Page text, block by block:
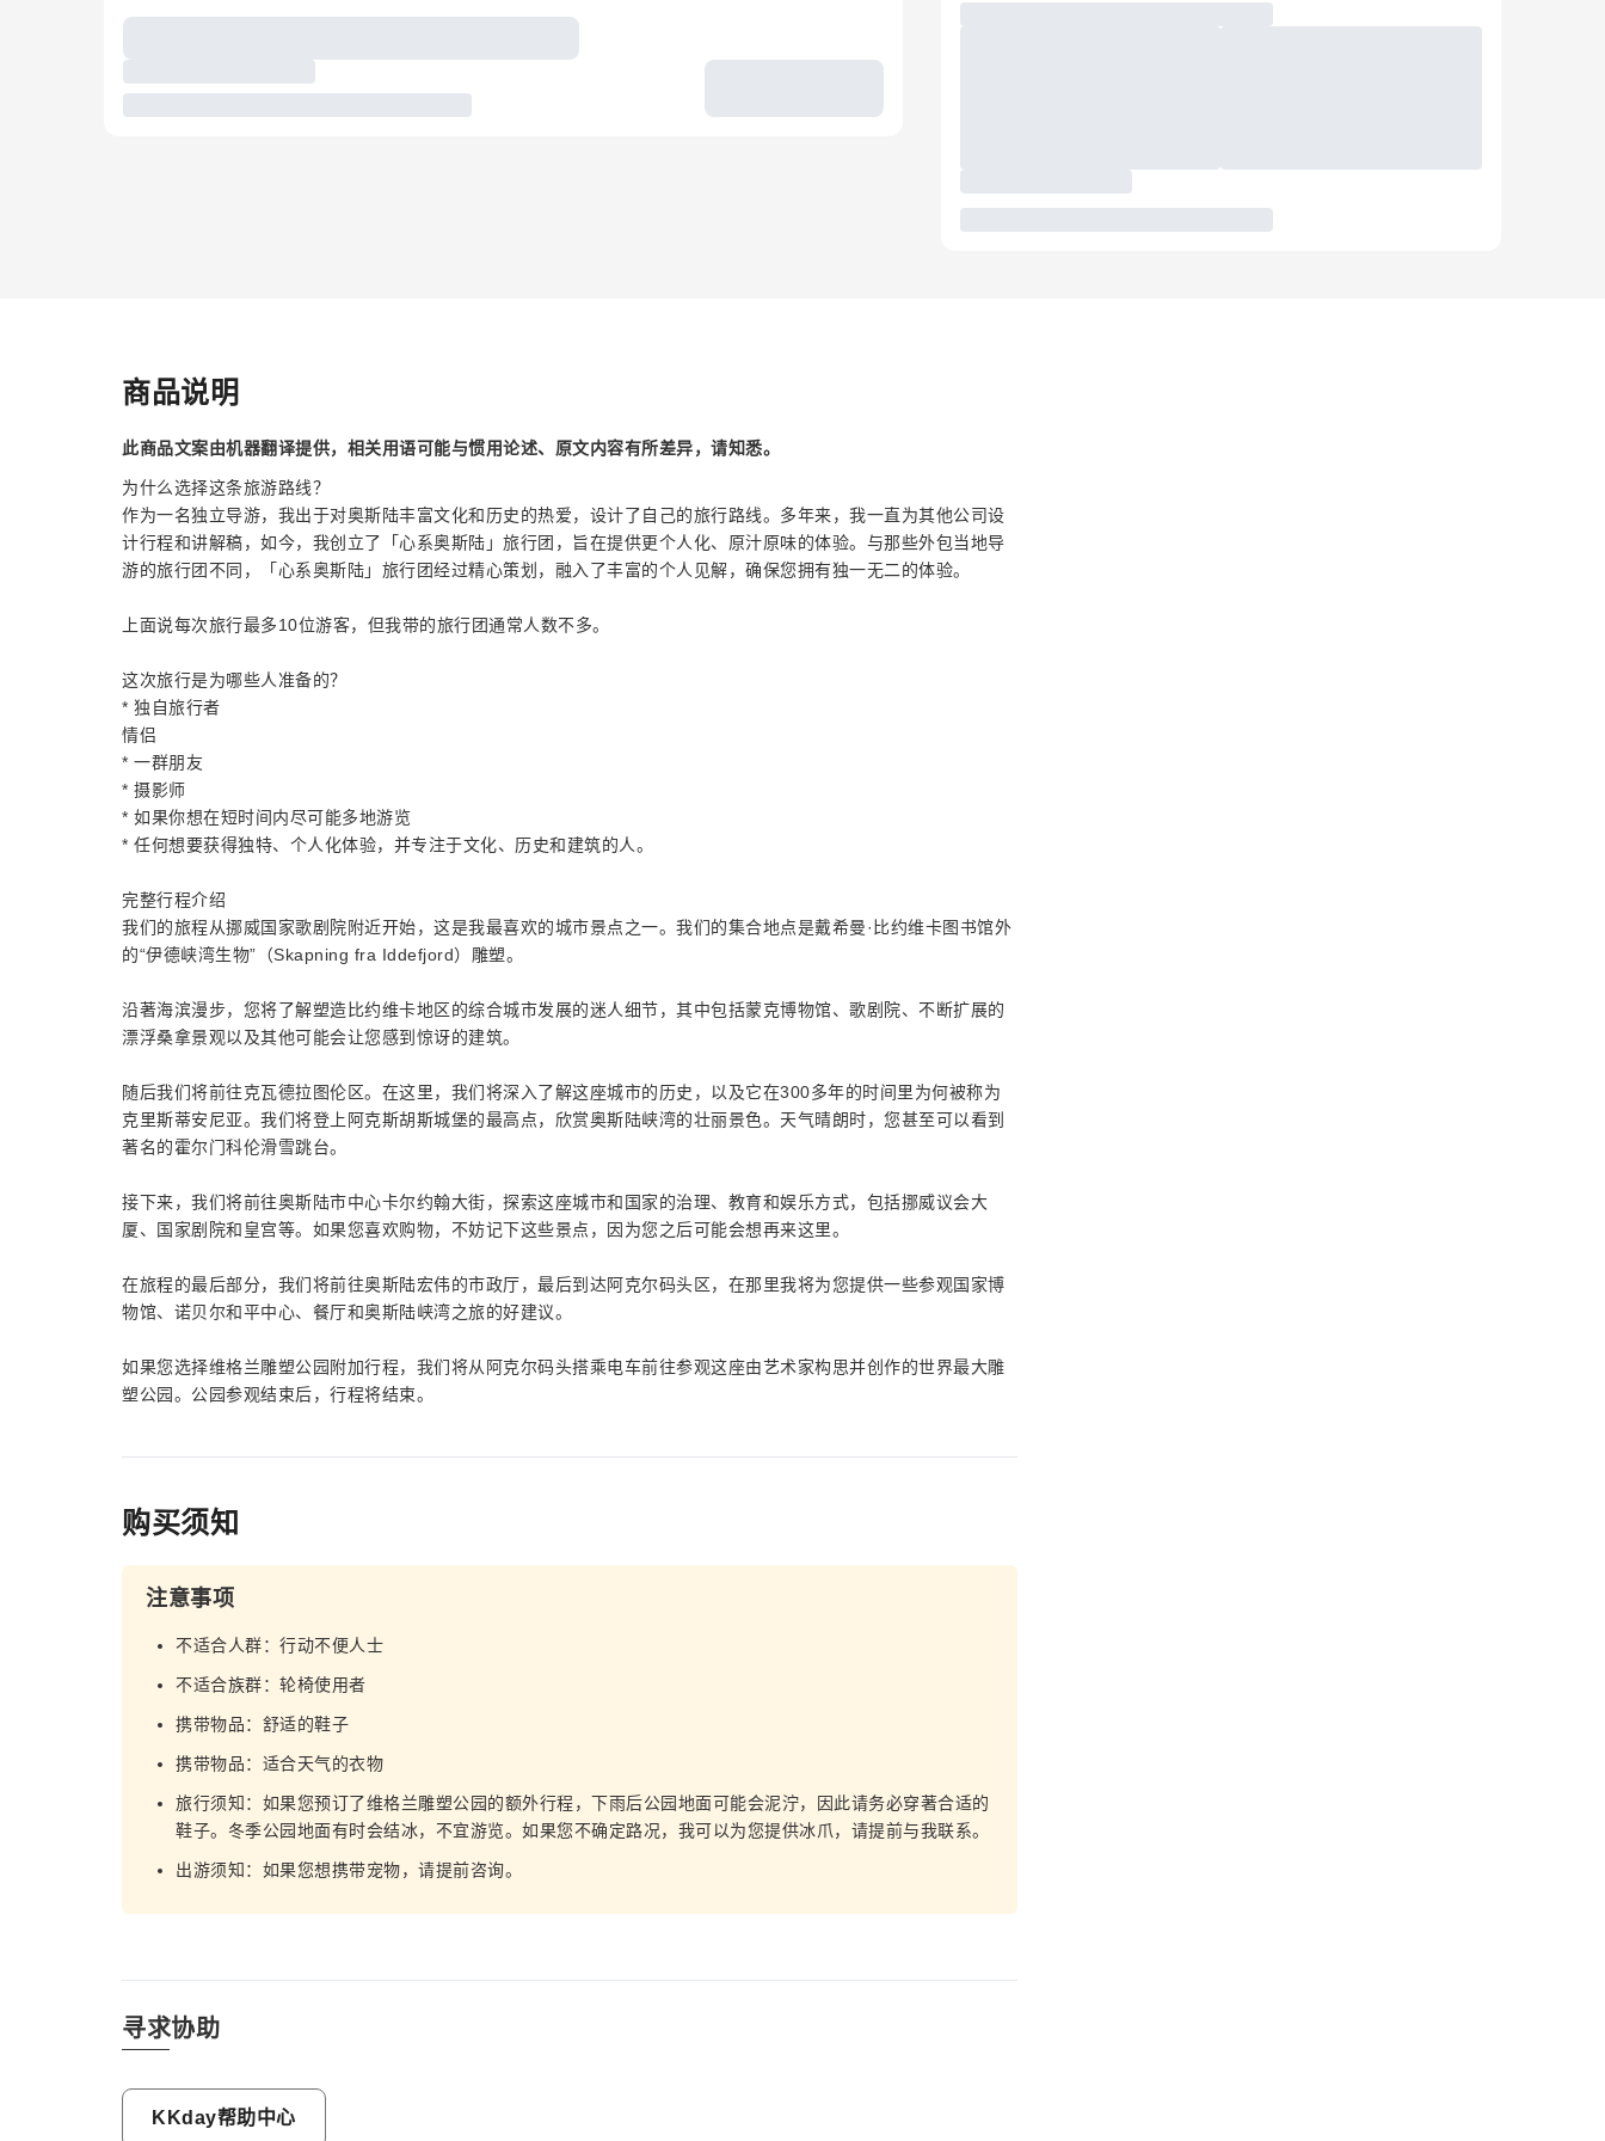
商品说明
此商品文案由机器翻译提供，相关用语可能与惯用论述、原文内容有所差异，请知悉。
为什么选择这条旅游路线？
作为一名独立导游，我出于对奥斯陆丰富文化和历史的热爱，设计了自己的旅行路线。多年来，我一直为其他公司设
计行程和讲解稿，如今，我创立了「心系奥斯陆」旅行团，旨在提供更个人化、原汁原味的体验。与那些外包当地导
游的旅行团不同，「心系奥斯陆」旅行团经过精心策划，融入了丰富的个人见解，确保您拥有独一无二的体验。
上面说每次旅行最多10位游客，但我带的旅行团通常人数不多。
这次旅行是为哪些人准备的？
* 独自旅行者
情侣
* 一群朋友
* 摄影师
* 如果你想在短时间内尽可能多地游览
* 任何想要获得独特、个人化体验，并专注于文化、历史和建筑的人。
完整行程介绍
我们的旅程从挪威国家歌剧院附近开始，这是我最喜欢的城市景点之一。我们的集合地点是戴希曼·比约维卡图书馆外
的“伊德峡湾生物”（Skapning fra Iddefjord）雕塑。
沿著海滨漫步，您将了解塑造比约维卡地区的综合城市发展的迷人细节，其中包括蒙克博物馆、歌剧院、不断扩展的
漂浮桑拿景观以及其他可能会让您感到惊讶的建筑。
随后我们将前往克瓦德拉图伦区。在这里，我们将深入了解这座城市的历史，以及它在300多年的时间里为何被称为
克里斯蒂安尼亚。我们将登上阿克斯胡斯城堡的最高点，欣赏奥斯陆峡湾的壮丽景色。天气晴朗时，您甚至可以看到
著名的霍尔门科伦滑雪跳台。
接下来，我们将前往奥斯陆市中心卡尔约翰大街，探索这座城市和国家的治理、教育和娱乐方式，包括挪威议会大
厦、国家剧院和皇宫等。如果您喜欢购物，不妨记下这些景点，因为您之后可能会想再来这里。
在旅程的最后部分，我们将前往奥斯陆宏伟的市政厅，最后到达阿克尔码头区，在那里我将为您提供一些参观国家博
物馆、诺贝尔和平中心、餐厅和奥斯陆峡湾之旅的好建议。
如果您选择维格兰雕塑公园附加行程，我们将从阿克尔码头搭乘电车前往参观这座由艺术家构思并创作的世界最大雕
塑公园。公园参观结束后，行程将结束。
购买须知
注意事项
不适合人群：行动不便人士
不适合族群：轮椅使用者
携带物品：舒适的鞋子
携带物品：适合天气的衣物
旅行须知：如果您预订了维格兰雕塑公园的额外行程，下雨后公园地面可能会泥泞，因此请务必穿著合适的
鞋子。冬季公园地面有时会结冰，不宜游览。如果您不确定路况，我可以为您提供冰爪，请提前与我联系。
出游须知：如果您想携带宠物，请提前咨询。
寻求协助
KKday帮助中心